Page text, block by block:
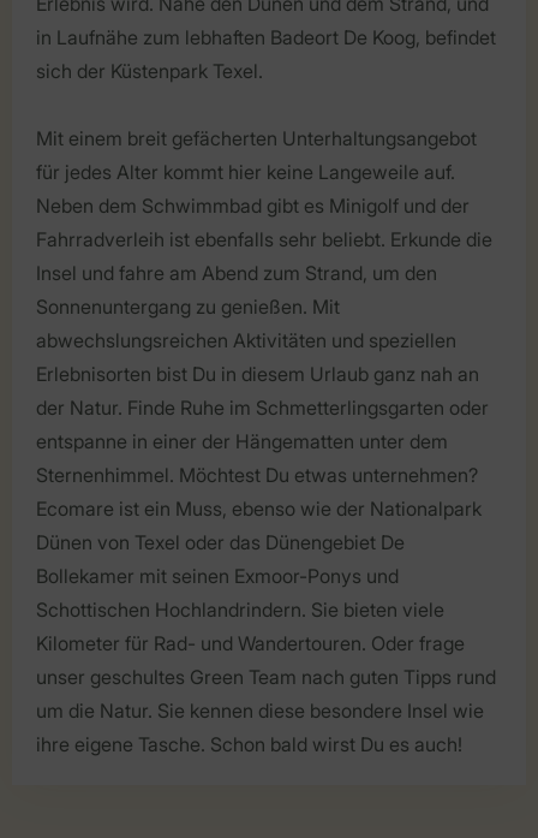
in Laufnähe zum lebhaften Badeort De Koog, befindet
sich der Küstenpark Texel.
Mit einem breit gefächerten Unterhaltungsangebot
für jedes Alter kommt hier keine Langeweile auf.
Neben dem Schwimmbad gibt es Minigolf und der
Fahrradverleih ist ebenfalls sehr beliebt. Erkunde die
Insel und fahre am Abend zum Strand, um den
Sonnenuntergang zu genießen. Mit
abwechslungsreichen Aktivitäten und speziellen
Erlebnisorten bist Du in diesem Urlaub ganz nah an
der Natur. Finde Ruhe im Schmetterlingsgarten oder
entspanne in einer der Hängematten unter dem
Sternenhimmel. Möchtest Du etwas unternehmen?
Ecomare ist ein Muss, ebenso wie der Nationalpark
Dünen von Texel oder das Dünengebiet De
Bollekamer mit seinen Exmoor-Ponys und
Schottischen Hochlandrindern. Sie bieten viele
Kilometer für Rad- und Wandertouren. Oder frage
unser geschultes Green Team nach guten Tipps rund
um die Natur. Sie kennen diese besondere Insel wie
ihre eigene Tasche. Schon bald wirst Du es auch!